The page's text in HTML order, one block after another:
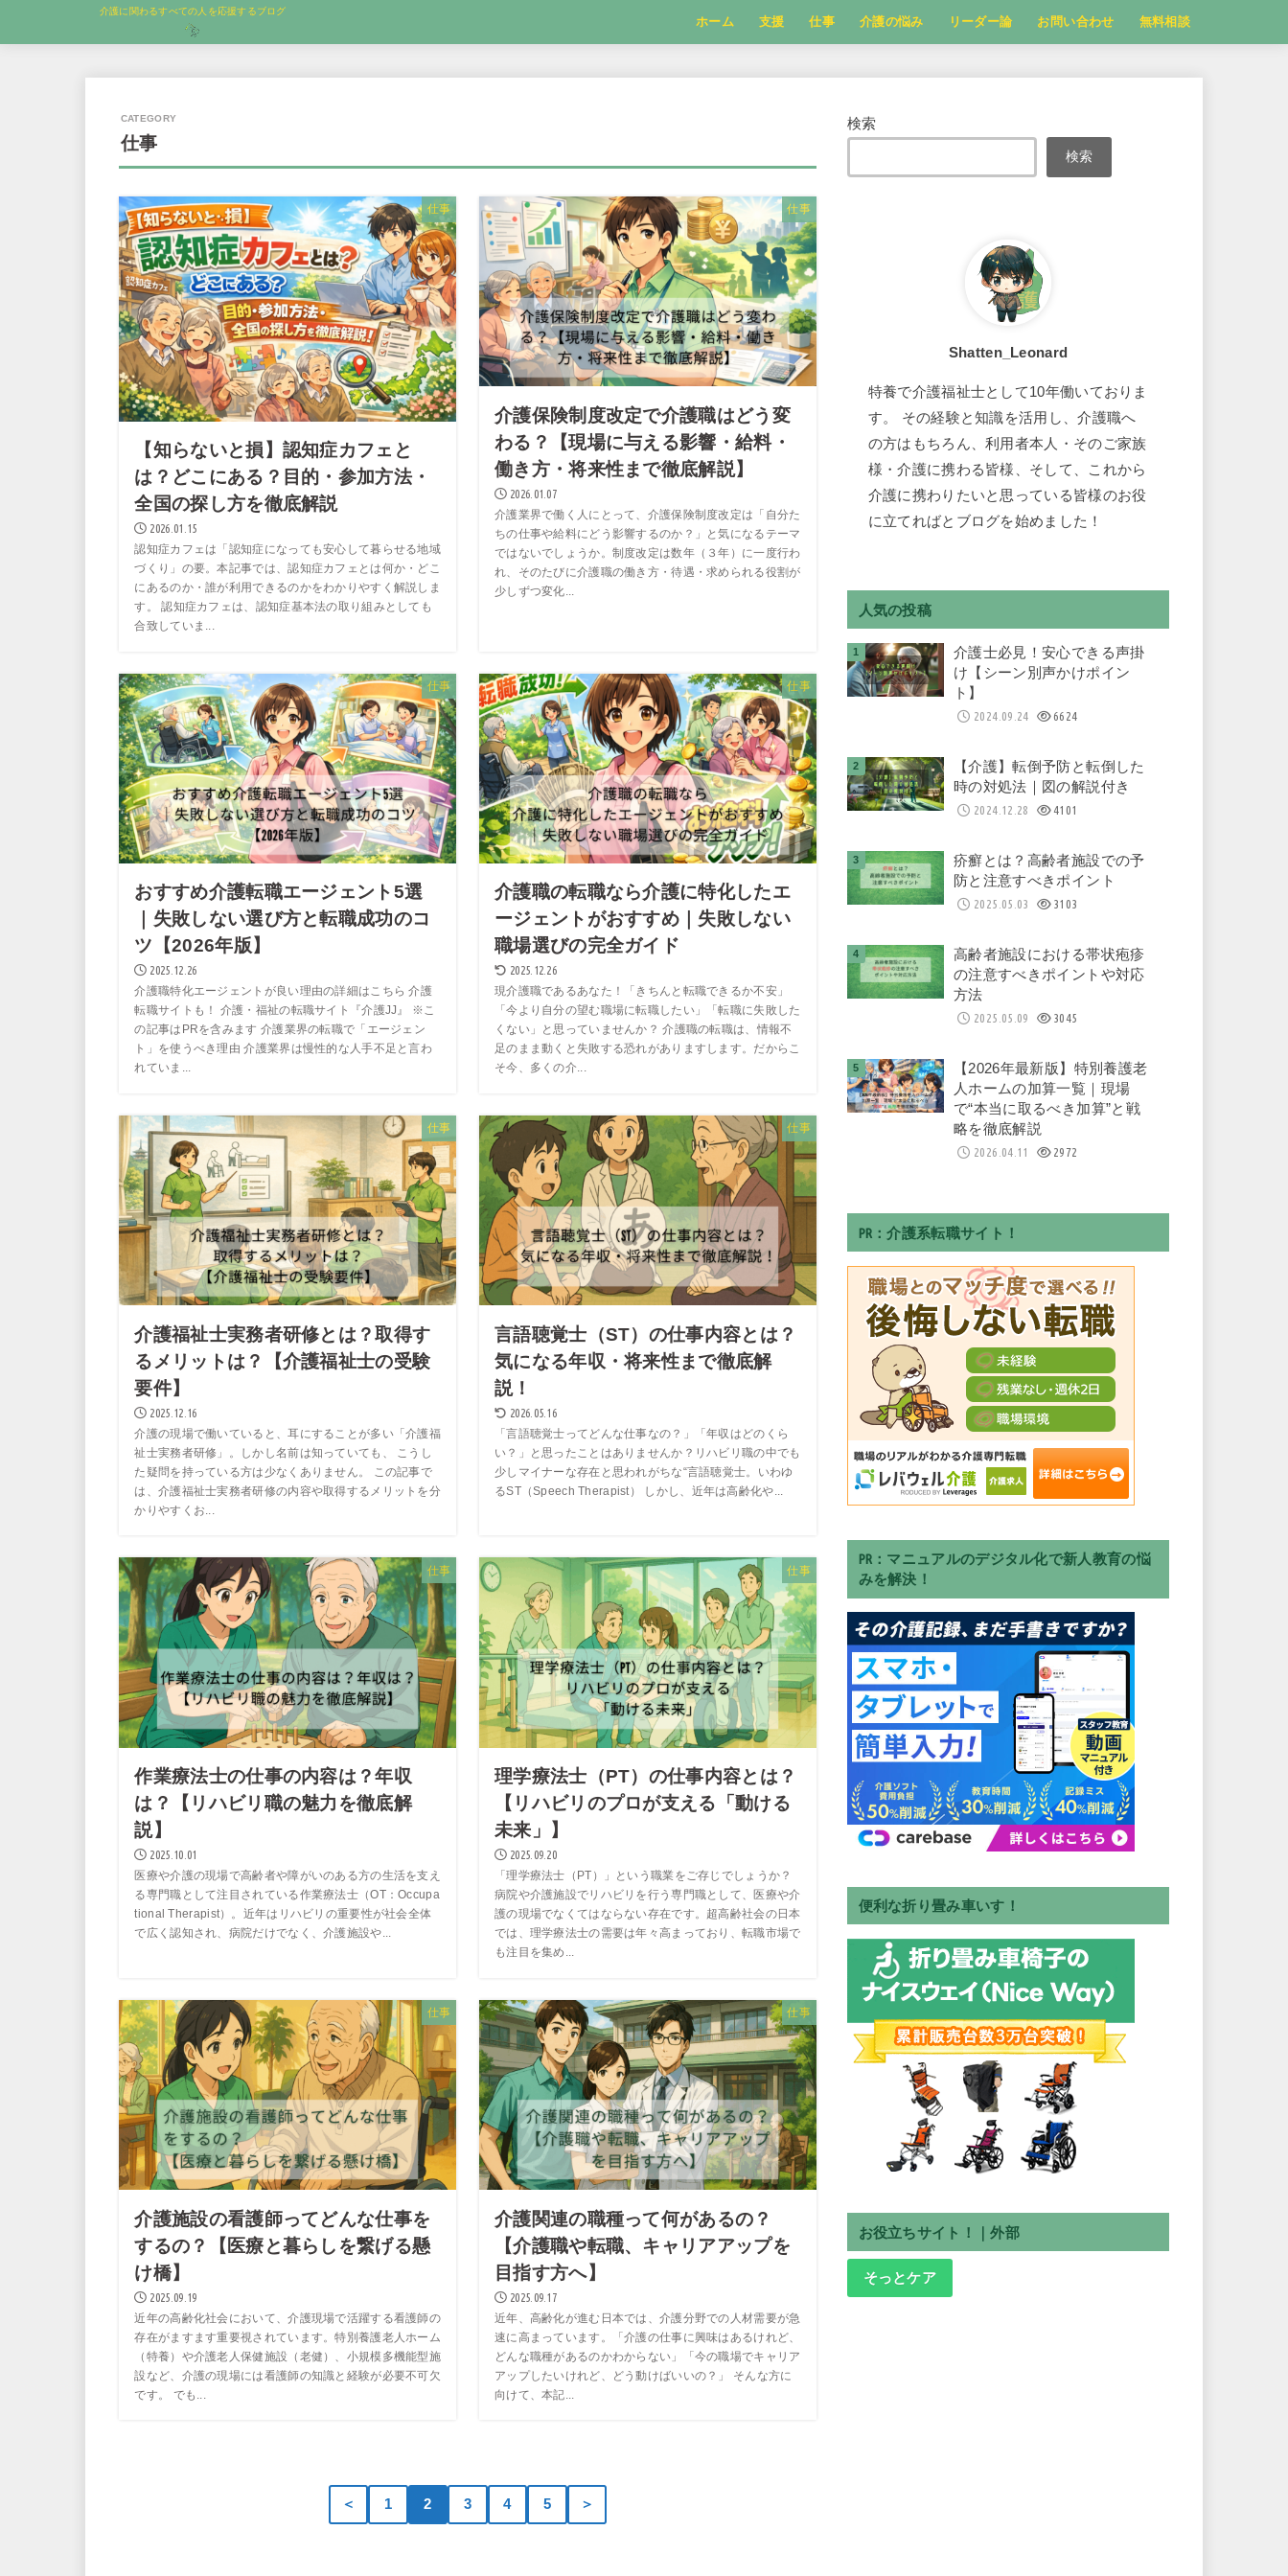
介護に関わるすべての人を応援するブログ
ホーム 支援 仕事 介護の悩み リーダー論 お問い合わせ 無料相談
仕事
仕事
【知らないと損】認知症カフェと
は？どこにある？目的・参加方法・
全国の探し方を徹底解説
2026.01.15
認知症カフェは「認知症になっても安心して暮らせる地域
づくり」の要。本記事では、認知症カフェとは何か・どこ
にあるのか・誰が利用できるのかをわかりやすく解説しま
す。 認知症カフェは、認知症基本法の取り組みとしても
合致していま...
仕事
介護保険制度改定で介護職はどう変
わる？【現場に与える影響・給料・
働き方・将来性まで徹底解説】
2026.01.07
介護業界で働く人にとって、介護保険制度改定は「自分た
ちの仕事や給料にどう影響するのか？」と気になるテーマ
ではないでしょうか。制度改定は数年（３年）に一度行わ
れ、そのたびに介護職の働き方・待遇・求められる役割が
少しずつ変化...
仕事
おすすめ介護転職エージェント5選
｜失敗しない選び方と転職成功のコ
ツ【2026年版】
2025.12.26
介護職特化エージェントが良い理由の詳細はこちら 介護
転職サイトも！ 介護・福祉の転職サイト『介護JJ』 ※こ
の記事はPRを含みます 介護業界の転職で「エージェン
ト」を使うべき理由 介護業界は慢性的な人手不足と言わ
れていま...
仕事
介護職の転職なら介護に特化したエ
ージェントがおすすめ｜失敗しない
職場選びの完全ガイド
2025.12.26
現介護職であるあなた！「きちんと転職できるか不安」
「今より自分の望む職場に転職したい」「転職に失敗した
くない」と思っていませんか？ 介護職の転職は、情報不
足のまま動くと失敗する恐れがありますします。だからこ
そ今、多くの介...
仕事
介護福祉士実務者研修とは？取得す
るメリットは？【介護福祉士の受験
要件】
2025.12.16
介護の現場で働いていると、耳にすることが多い「介護福
祉士実務者研修」。しかし名前は知っていても、 こうし
た疑問を持っている方は少なくありません。 この記事で
は、介護福祉士実務者研修の内容や取得するメリットを分
かりやすくお...
仕事
言語聴覚士（ST）の仕事内容とは？
気になる年収・将来性まで徹底解
説！
2026.05.16
「言語聴覚士ってどんな仕事なの？」「年収はどのくら
い？」と思ったことはありませんか？リハビリ職の中でも
少しマイナーな存在と思われがちな“言語聴覚士。いわゆ
るST（Speech Therapist） しかし、近年は高齢化や...
仕事
作業療法士の仕事の内容は？年収
は？【リハビリ職の魅力を徹底解
説】
2025.10.01
医療や介護の現場で高齢者や障がいのある方の生活を支え
る専門職として注目されている作業療法士（OT：Occupa
tional Therapist）。近年はリハビリの重要性が社会全体
で広く認知され、病院だけでなく、介護施設や...
仕事
理学療法士（PT）の仕事内容とは？
【リハビリのプロが支える「動ける
未来」】
2025.09.20
「理学療法士（PT）」という職業をご存じでしょうか？
病院や介護施設でリハビリを行う専門職として、医療や介
護の現場でなくてはならない存在です。超高齢社会の日本
では、理学療法士の需要は年々高まっており、転職市場で
も注目を集め...
仕事
介護施設の看護師ってどんな仕事を
するの？【医療と暮らしを繋げる懸
け橋】
2025.09.19
近年の高齢化社会において、介護現場で活躍する看護師の
存在がますます重要視されています。特別養護老人ホーム
（特養）や介護老人保健施設（老健）、小規模多機能型施
設など、介護の現場には看護師の知識と経験が必要不可欠
です。 でも...
仕事
介護関連の職種って何があるの？
【介護職や転職、キャリアアップを
目指す方へ】
2025.09.17
近年、高齢化が進む日本では、介護分野での人材需要が急
速に高まっています。「介護の仕事に興味はあるけれど、
どんな職種があるのかわからない」「今の職場でキャリア
アップしたいけれど、どう動けばいいの？」 そんな方に
向けて、本記...
＜ 1 2 3 4 5 ＞
検索
検索
Shatten_Leonard
特養で介護福祉士として10年働いておりま
す。 その経験と知識を活用し、介護職へ
の方はもちろん、利用者本人・そのご家族
様・介護に携わる皆様、そして、これから
介護に携わりたいと思っている皆様のお役
に立てればとブログを始めました！
人気の投稿
介護士必見！安心できる声掛
け【シーン別声かけポイン
ト】
2024.09.24 6624
【介護】転倒予防と転倒した
時の対処法｜図の解説付き
2024.12.28 4101
疥癬とは？高齢者施設での予
防と注意すべきポイント
2025.05.03 3103
高齢者施設における帯状疱疹
の注意すべきポイントや対応
方法
2025.05.09 3045
【2026年最新版】特別養護老
人ホームの加算一覧｜現場
で“本当に取るべき加算”と戦
略を徹底解説
2026.04.11 2972
PR：介護系転職サイト！
PR：マニュアルのデジタル化で新人教育の悩
みを解決！
便利な折り畳み車いす！
お役立ちサイト！｜外部
そっとケア